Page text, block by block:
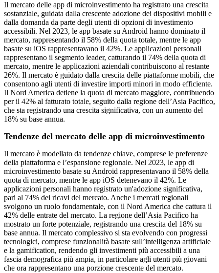
Il mercato delle app di microinvestimento ha registrato una crescita
sostanziale, guidata dalla crescente adozione dei dispositivi mobili e
dalla domanda da parte degli utenti di opzioni di investimento
accessibili. Nel 2023, le app basate su Android hanno dominato il
mercato, rappresentando il 58% della quota totale, mentre le app
basate su iOS rappresentavano il 42%. Le applicazioni personali
rappresentano il segmento leader, catturando il 74% della quota di
mercato, mentre le applicazioni aziendali contribuiscono al restante
26%. Il mercato è guidato dalla crescita delle piattaforme mobili, che
consentono agli utenti di investire importi minori in modo efficiente.
Il Nord America detiene la quota di mercato maggiore, contribuendo
per il 42% al fatturato totale, seguito dalla regione dell’Asia Pacifico,
che sta registrando una crescita significativa, con un aumento del
18% su base annua.
Tendenze del mercato delle app di microinvestimento
Il mercato è modellato da tendenze chiave, comprese le preferenze
della piattaforma e l’espansione regionale. Nel 2023, le app di
microinvestimento basate su Android rappresentavano il 58% della
quota di mercato, mentre le app iOS detenevano il 42%. Le
applicazioni personali hanno registrato un'adozione significativa,
pari al 74% dei ricavi del mercato. Anche i mercati regionali
svolgono un ruolo fondamentale, con il Nord America che cattura il
42% delle entrate del mercato. La regione dell’Asia Pacifico ha
mostrato un forte potenziale, registrando una crescita del 18% su
base annua. Il mercato complessivo si sta evolvendo con progressi
tecnologici, comprese funzionalità basate sull’intelligenza artificiale
e la gamification, rendendo gli investimenti più accessibili a una
fascia demografica più ampia, in particolare agli utenti più giovani
che ora rappresentano una porzione crescente del mercato.